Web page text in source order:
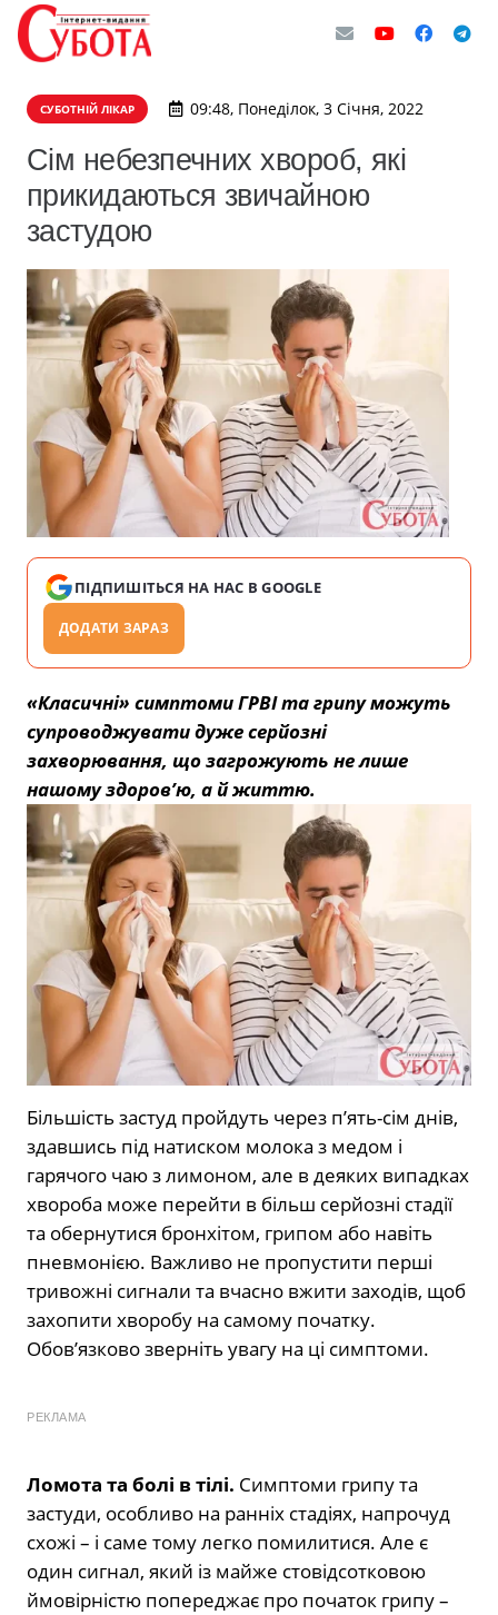
СУБОТНІЙ ЛІКАР 09:48, Понеділок, 3 Січня, 2022
Сім небезпечних хвороб, які
прикидаються звичайною
застудою
ПІДПИШІТЬСЯ НА НАС В GOOGLE
ДОДАТИ ЗАРАЗ
«Класичні» симптоми ГРВІ та грипу можуть
супроводжувати дуже серйозні
захворювання, що загрожують не лише
нашому здоров’ю, а й життю.
Більшість застуд пройдуть через п’ять-сім днів,
здавшись під натиском молока з медом і
гарячого чаю з лимоном, але в деяких випадках
хвороба може перейти в більш серйозні стадії
та обернутися бронхітом, грипом або навіть
пневмонією. Важливо не пропустити перші
тривожні сигнали та вчасно вжити заходів, щоб
захопити хворобу на самому початку.
Обов’язково зверніть увагу на ці симптоми.
РЕКЛАМА
Ломота та болі в тілі. Симптоми грипу та
застуди, особливо на ранніх стадіях, напрочуд
схожі – і саме тому легко помилитися. Але є
один сигнал, який із майже стовідсотковою
ймовірністю попереджає про початок грипу –